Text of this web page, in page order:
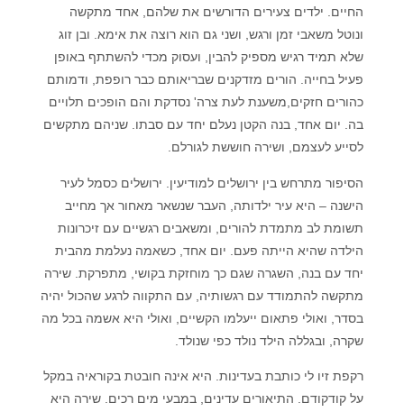
החיים. ילדים צעירים הדורשים את שלהם, אחד מתקשה
ונוטל משאבי זמן ורגש, ושני גם הוא רוצה את אימא. ובן זוג
שלא תמיד רגיש מספיק להבין, ועסוק מכדי להשתתף באופן
פעיל בחייה. הורים מזדקנים שבריאותם כבר רופפת, ודמותם
כהורים חזקים,משענת לעת צרה' נסדקת והם הופכים תלויים
בה. יום אחד, בנה הקטן נעלם יחד עם סבתו. שניהם מתקשים
לסייע לעצמם, ושירה חוששת לגורלם.
הסיפור מתרחש בין ירושלים למודיעין. ירושלים כסמל לעיר
הישנה – היא עיר ילדותה, העבר שנשאר מאחור אך מחייב
תשומת לב מתמדת להורים, ומשאבים רגשיים עם זיכרונות
הילדה שהיא הייתה פעם. יום אחד, כשאמה נעלמת מהבית
יחד עם בנה, השגרה שגם כך מוחזקת בקושי, מתפרקת. שירה
מתקשה להתמודד עם רגשותיה, עם התקווה לרגע שהכול יהיה
בסדר, ואולי פתאום ייעלמו הקשיים, ואולי היא אשמה בכל מה
שקרה, ובגללה הילד נולד כפי שנולד.
רקפת זיו לי כותבת בעדינות. היא אינה חובטת בקוראיה במקל
על קודקודם. התיאורים עדינים, במבעי מים רכים. שירה היא